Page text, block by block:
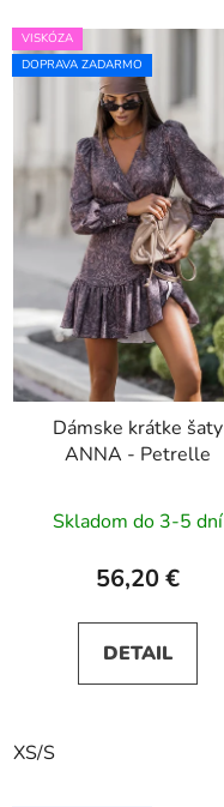
VISKÓZA
DOPRAVA ZADARMO
Dámske krátke šaty
ANNA - Petrelle
Skladom do 3-5 dní
56,20 €
DETAIL
XS/S